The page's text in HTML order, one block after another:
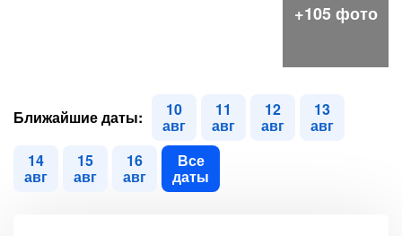
Ближайшие даты: 10
авг
11
авг
12
авг
13
авг
14
авг
15
авг
16
авг
Все
даты